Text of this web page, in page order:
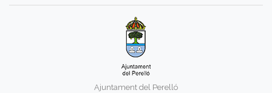
Ajuntament del Perelló